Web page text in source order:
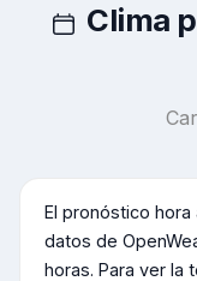
Clima
El pronóstico hora
datos de
horas. Para ver la